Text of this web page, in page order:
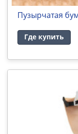
Пузырчатая
Где купить